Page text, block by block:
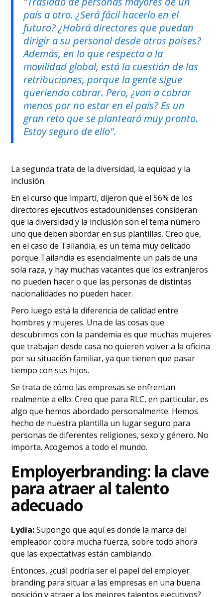
país a otro. ¿Será fácil hacerlo en el
futuro? ¿Habrá directores que puedan
dirigir a su personal desde otros países?
Además, en lo que respecta a la
movilidad global, está la cuestión de las
retribuciones, porque la gente sigue
queriendo cobrar. Pero, ¿van a cobrar
menos por no estar en el país? Es un
gran reto que se planteará muy pronto.
Estoy seguro de ello".
La segunda trata de la diversidad, la equidad y la
inclusión.
En el curso que impartí, dijeron que el 56% de los
directores ejecutivos estadounidenses consideran
que la diversidad y la inclusión son el tema número
uno que deben abordar en sus plantillas. Creo que,
en el caso de Tailandia, es un tema muy delicado
porque Tailandia es esencialmente un país de una
sola raza, y hay muchas vacantes que los extranjeros
no pueden hacer o que las personas de distintas
nacionalidades no pueden hacer.
Pero luego está la diferencia de calidad entre
hombres y mujeres. Una de las cosas que
descubrimos con la pandemia es que muchas mujeres
que trabajan desde casa no quieren volver a la oficina
por su situación familiar, ya que tienen que pasar
tiempo con sus hijos.
Se trata de cómo las empresas se enfrentan
realmente a ello. Creo que para RLC, en particular, es
algo que hemos abordado personalmente. Hemos
hecho de nuestra plantilla un lugar seguro para
personas de diferentes religiones, sexo y género. No
importa. Acogemos a todo el mundo.
‍Employerbranding: la clave
para atraer al talento
adecuado
Lydia:Supongo que aquí es donde la marca del
empleador cobra mucha fuerza, sobre todo ahora
que las expectativas están cambiando.
Entonces, ¿cuál podría ser el papel del employer
branding para situar a las empresas en una buena
posición y atraer a los mejores talentos ejecutivos?